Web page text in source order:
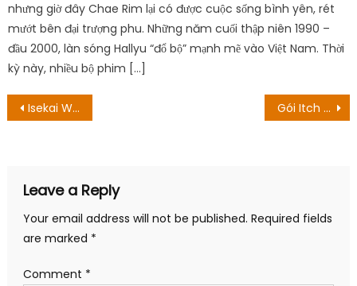
nhưng giờ đây Chae Rim lại có được cuộc sống bình yên, rét
mướt bên đại trượng phu. Những năm cuối thập niên 1990 –
đầu 2000, làn sóng Hallyu “đổ bộ” mạnh mẽ vào Việt Nam. Thời
kỳ này, nhiều bộ phim […]
Post
Isekai Wa Smartphone công bố Season 2 sau gần 5 năm của mùa 1 Gói Itch $ 10 Tặng các trò chơi để tương trợ quyền phá thai
Leave a Reply
Your email address will not be published. Required fields
are marked *
Comment *